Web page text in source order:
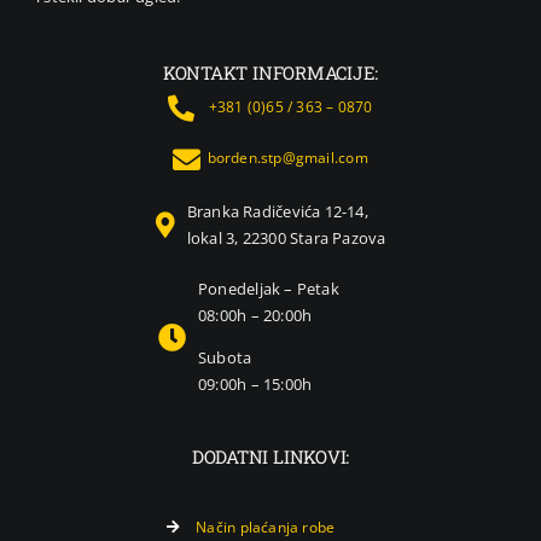
KONTAKT INFORMACIJE:
+381 (0)65 / 363 – 0870
borden.stp@gmail.com
Branka Radičevića 12-14,
lokal 3, 22300 Stara Pazova
Ponedeljak – Petak
08:00h – 20:00h
Subota
09:00h – 15:00h
DODATNI LINKOVI:
Način plaćanja robe